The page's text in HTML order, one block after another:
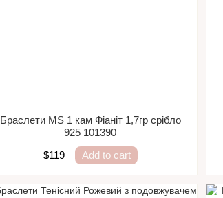
Браслети MS 1 кам Фіаніт 1,7гр срібло
925 101390
$119
Add to cart